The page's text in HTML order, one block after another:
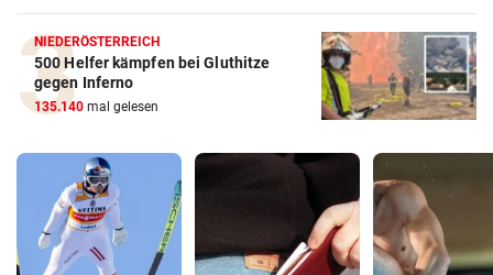
NIEDERÖSTERREICH
500 Helfer kämpfen bei Gluthitze
gegen Inferno
135.140 mal gelesen